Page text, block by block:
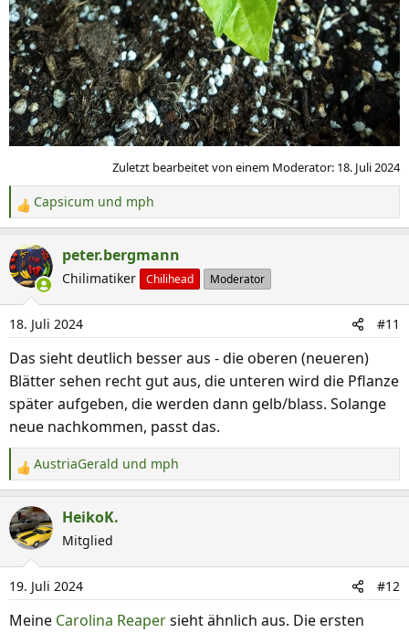
Zuletzt bearbeitet von einem Moderator: 18. Juli 2024
R
e
a
k
t
i
o
n
n
:
Capsicum und mph
peter.bergmann
Chilimatiker Chilihead Moderator
18. Juli 2024 #11
Das sieht deutlich besser aus - die oberen (neueren)
Blätter sehen recht gut aus, die unteren wird die Pflanze
später aufgeben, die werden dann gelb/blass. Solange
neue nachkommen, passt das.
R
e
a
k
i
o
n
AustriaGerald und mph
HeikoK.
Mitglied
19. Juli 2024 #12
Meine Carolina Reapersieht ähnlich aus. Die ersten